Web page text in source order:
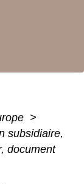
>
subsidiaire,
document